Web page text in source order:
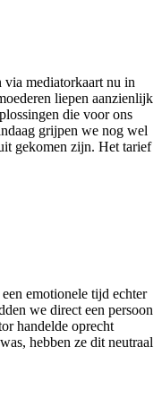
mediatorkaart nu in
liepen aanzienlijk
die voor ons
grijpen we nog wel
gekomen zijn. Het tarief
emotionele tijd echter
we direct een persoon
handelde oprecht
hebben ze dit neutraal